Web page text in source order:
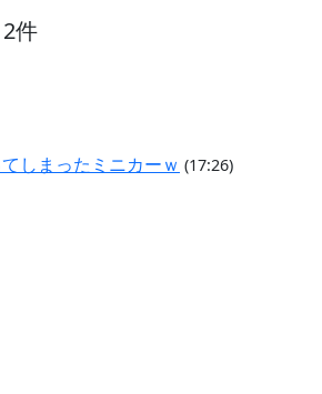
件
しまったミニカーｗ (17:26)